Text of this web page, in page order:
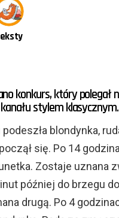
konkurs, który polegał
stylem klasycznym.
blondynka,
się. Po 14
Zostaje uznana
później do brzegu
drugą. Po 4